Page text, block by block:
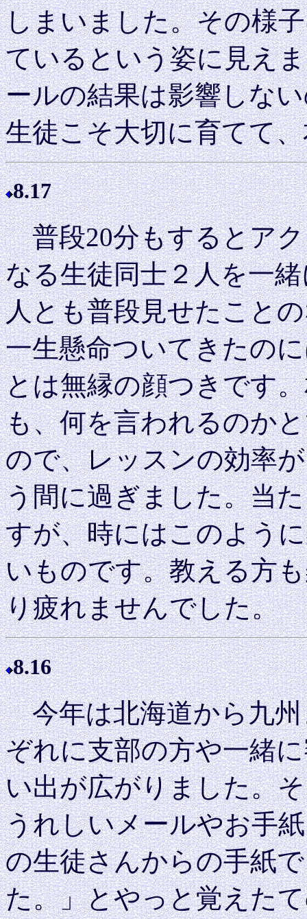
しまいました。その様
ているという姿に見え
ールの結果は影響しな
生徒こそ大切に育てて
8.17
普段20分もするとアク
なる生徒同士２人を一
人とも普段見せたこと
一生懸命ついてきたの
とは無縁の顔つきです
も、何を言われるのか
ので、レッスンの効率
う間に過ぎました。当
すが、時にはこのよう
いものです。教える方
り疲れませんでした。
8.16
今年は北海道から九州
ぞれに支部の方や一緒
い出が広がりました。
うれしいメールやお手
の生徒さんからの手紙
た。」とやっと覚えた